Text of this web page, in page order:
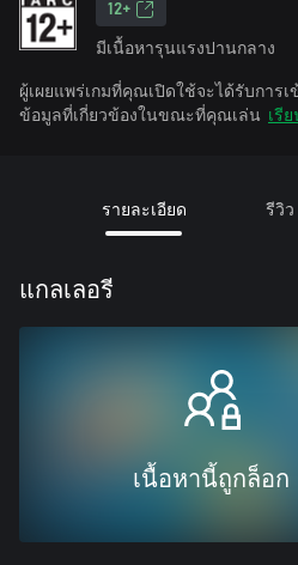
12+
มีเนื้อหารุนแรงปานกลาง
ผู้เผยแพร่เกมที่คุณเปิดใช้จะได้รับการ
ข้อมูลที่เกี่ยวข้องในขณะที่คุณเล่น เรี
รายละเอียด รีวิว
แกลเลอรี
เนื้อหานี้ถูกล็อก